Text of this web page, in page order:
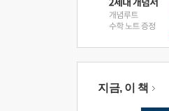
지금, 이 책